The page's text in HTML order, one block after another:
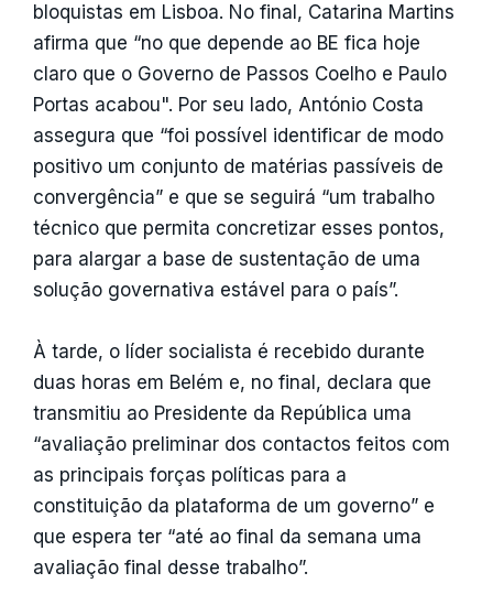
bloquistas em Lisboa. No final, Catarina Martins
afirma que “no que depende ao BE fica hoje
claro que o Governo de Passos Coelho e Paulo
Portas acabou". Por seu lado, António Costa
assegura que “foi possível identificar de modo
positivo um conjunto de matérias passíveis de
convergência” e que se seguirá “um trabalho
técnico que permita concretizar esses pontos,
para alargar a base de sustentação de uma
solução governativa estável para o país”.
À tarde, o líder socialista é recebido durante
duas horas em Belém e, no final, declara que
transmitiu ao Presidente da República uma
“avaliação preliminar dos contactos feitos com
as principais forças políticas para a
constituição da plataforma de um governo” e
que espera ter “até ao final da semana uma
avaliação final desse trabalho”.